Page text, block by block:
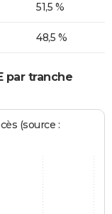
51,5 %
48,5 %
par tranche
(source :